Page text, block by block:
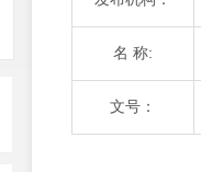
名 称:
文号：